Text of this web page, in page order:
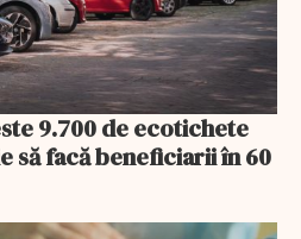
9.700 de ecotichete
să facă beneficiarii în 60